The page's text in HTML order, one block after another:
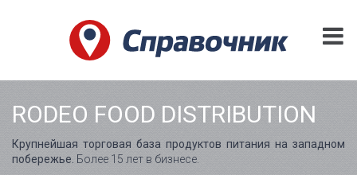
RODEO FOOD DISTRIBUTION
Крупнейшая торговая база продуктов питания на западном
побережье. Более 15 лет в бизнесе.